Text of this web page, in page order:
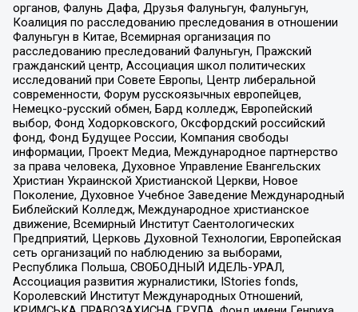
органов, Фалунь Дафа, Друзья Фалуньгун, Фалуньгун,
Коалиция по расследованию преследования в отношении
Фалуньгун в Китае, Всемирная организация по
расследованию преследований Фалуньгун, Пражский
гражданский центр, Ассоциация школ политических
исследований при Совете Европы, Центр либеральной
современности, Форум русскоязычных европейцев,
Немецко-русский обмен, Бард колледж, Европейский
выбор, Фонд Ходорковского, Оксфордский российский
фонд, Фонд Будущее России, Компания свободы
информации, Проект Медиа, Международное партнерство
за права человека, Духовное Управление Евангельских
Христиан Украинской Христианской Церкви, Новое
Поколение, Духовное Учебное Заведение Международный
Библейский Колледж, Международное христианское
движение, Всемирный Институт Саентологических
Предприятий, Церковь Духовной Технологии, Европейская
сеть организаций по наблюдению за выборами,
Республика Польша, СВОБОДНЫЙ ИДЕЛЬ-УРАЛ,
Ассоциация развития журналистики, IStories fonds,
Королевский Институт Международных Отношений,